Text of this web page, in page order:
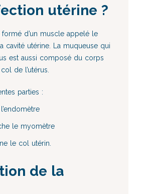
utérine ?
formé d’un muscle appelé le
cavité utérine. La muqueuse qui
est aussi composé du corps
de l’utérus.
parties :
le myomètre
le col utérin.
de la